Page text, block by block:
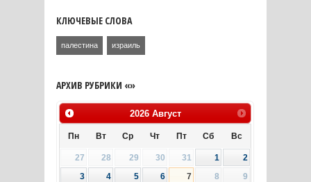
КЛЮЧЕВЫЕ СЛОВА
палестина израиль
АРХИВ РУБРИКИ «»
2026 Август
Пн Вт Ср Чт Пт Сб Вс
27 28 29 30 31 1
2
3
4 5 6 7 8
9